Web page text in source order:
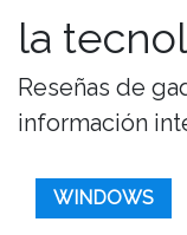
la
Reseñas de
información
WINDOWS